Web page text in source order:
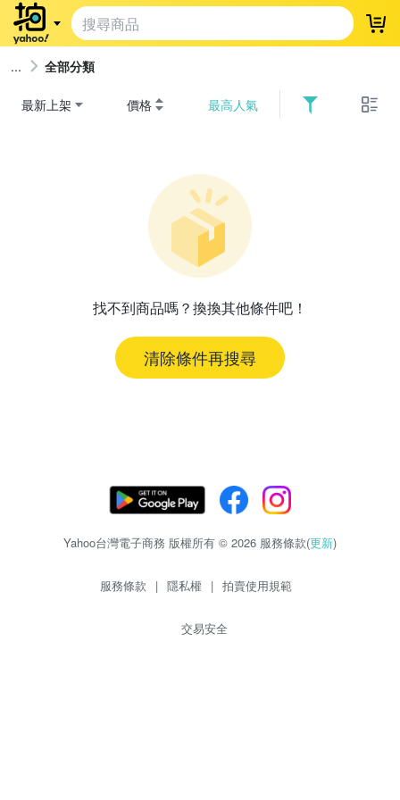
登
全部分類
最新上架 價格 最高人氣
找不到商品嗎？換換其他條件吧！
清除條件再搜尋
Yahoo台灣電子商務 版權所有 © 2026 服務條款(更新)
服務條款 | 隱私權 | 拍賣使用規範
交易安全